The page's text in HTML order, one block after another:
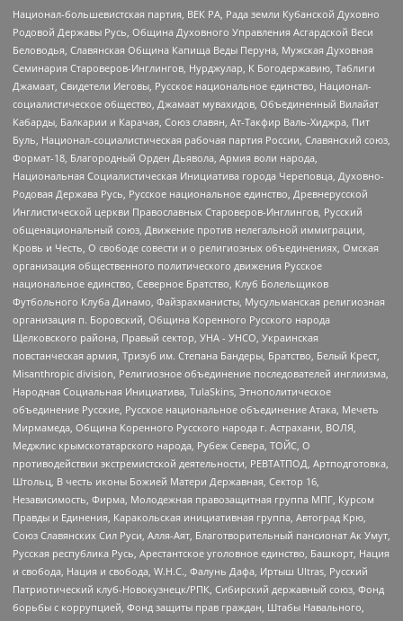
Национал-большевистская партия, ВЕК РА, Рада земли Кубанской Духовно
Родовой Державы Русь, Община Духовного Управления Асгардской Веси
Беловодья, Славянская Община Капища Веды Перуна, Мужская Духовная
Семинария Староверов-Инглингов, Нурджулар, К Богодержавию, Таблиги
Джамаат, Свидетели Иеговы, Русское национальное единство, Национал-
социалистическое общество, Джамаат мувахидов, Объединенный Вилайат
Кабарды, Балкарии и Карачая, Союз славян, Ат-Такфир Валь-Хиджра, Пит
Буль, Национал-социалистическая рабочая партия России, Славянский союз,
Формат-18, Благородный Орден Дьявола, Армия воли народа,
Национальная Социалистическая Инициатива города Череповца, Духовно-
Родовая Держава Русь, Русское национальное единство, Древнерусской
Инглистической церкви Православных Староверов-Инглингов, Русский
общенациональный союз, Движение против нелегальной иммиграции,
Кровь и Честь, О свободе совести и о религиозных объединениях, Омская
организация общественного политического движения Русское
национальное единство, Северное Братство, Клуб Болельщиков
Футбольного Клуба Динамо, Файзрахманисты, Мусульманская религиозная
организация п. Боровский, Община Коренного Русского народа
Щелковского района, Правый сектор, УНА - УНСО, Украинская
повстанческая армия, Тризуб им. Степана Бандеры, Братство, Белый Крест,
Misanthropic division, Религиозное объединение последователей инглиизма,
Народная Социальная Инициатива, TulaSkins, Этнополитическое
объединение Русские, Русское национальное объединение Атака, Мечеть
Мирмамеда, Община Коренного Русского народа г. Астрахани, ВОЛЯ,
Меджлис крымскотатарского народа, Рубеж Севера, ТОЙС, О
противодействии экстремистской деятельности, РЕВТАТПОД, Артподготовка,
Штольц, В честь иконы Божией Матери Державная, Сектор 16,
Независимость, Фирма, Молодежная правозащитная группа МПГ, Курсом
Правды и Единения, Каракольская инициативная группа, Автоград Крю,
Союз Славянских Сил Руси, Алля-Аят, Благотворительный пансионат Ак Умут,
Русская республика Русь, Арестантское уголовное единство, Башкорт, Нация
и свобода, Нация и свобода, W.H.С., Фалунь Дафа, Иртыш Ultras, Русский
Патриотический клуб-Новокузнецк/РПК, Сибирский державный союз, Фонд
борьбы с коррупцией, Фонд защиты прав граждан, Штабы Навального,